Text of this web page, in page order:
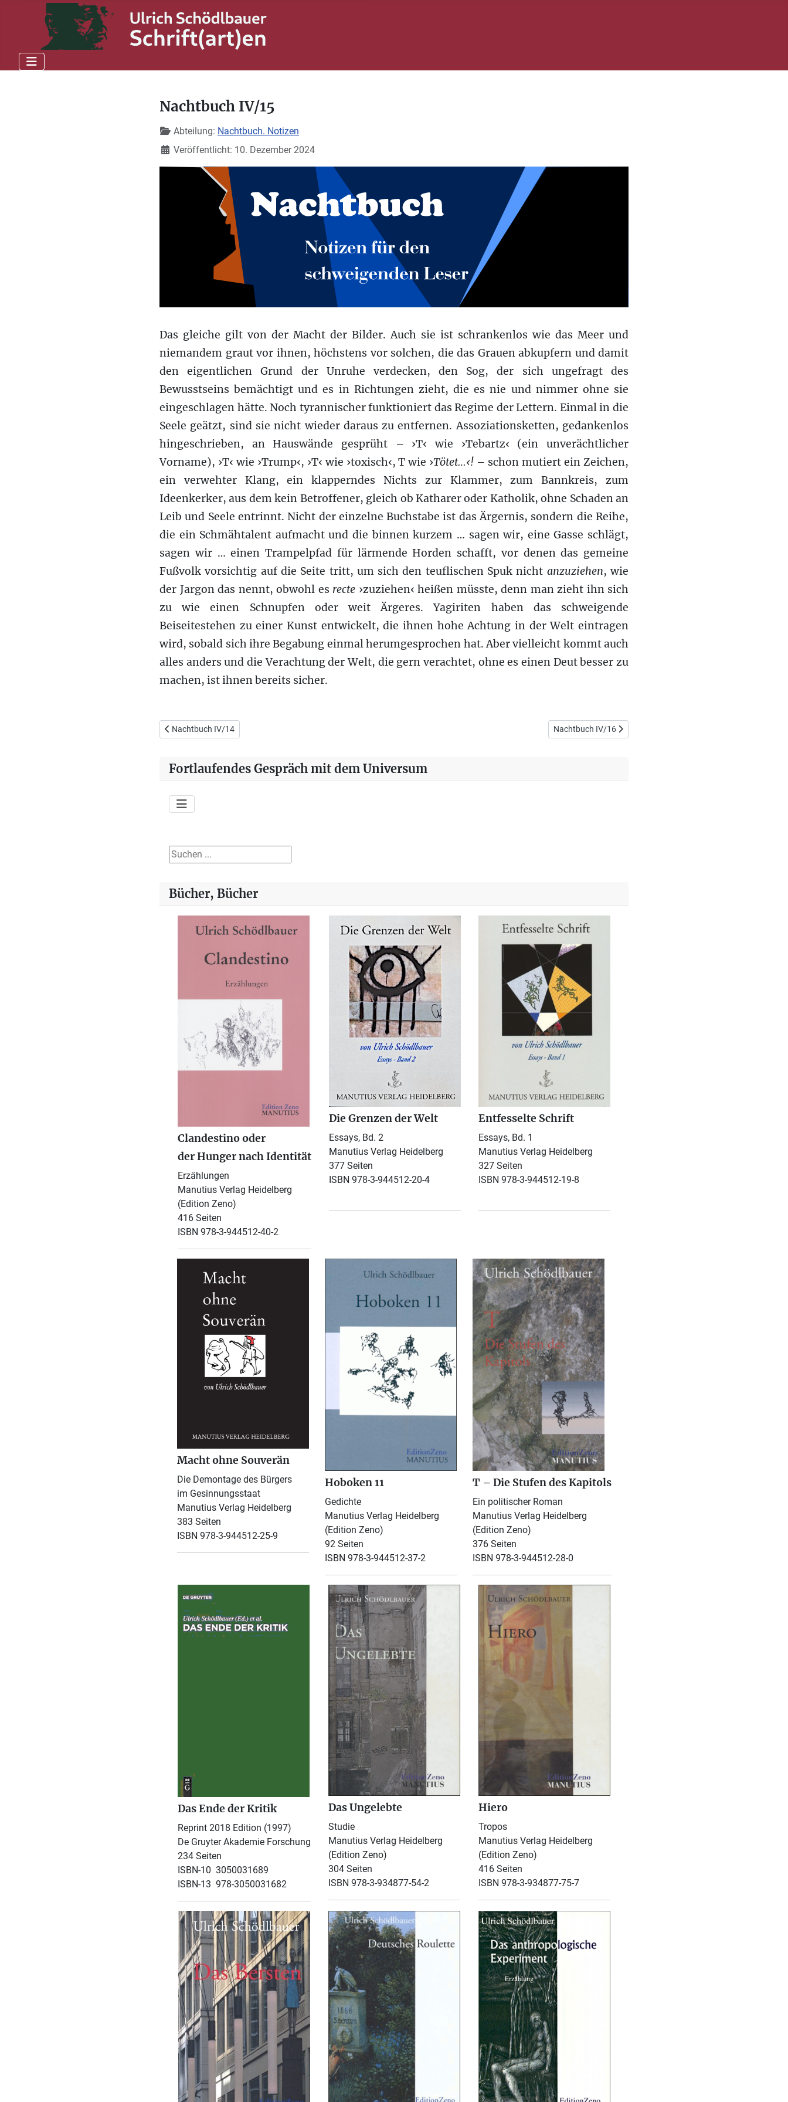
Nachtbuch IV/15
DetailsAbteilung: Nachtbuch. Notizen
Veröffentlicht: 10. Dezember 2024
Das gleiche gilt von der Macht der Bilder. Auch sie ist schrankenlos wie das Meer und
niemandem graut vor ihnen, höchstens vor solchen, die das Grauen abkupfern und damit
den eigentlichen Grund der Unruhe verdecken, den Sog, der sich ungefragt des
Bewusstseins bemächtigt und es in Richtungen zieht, die es nie und nimmer ohne sie
eingeschlagen hätte. Noch tyrannischer funktioniert das Regime der Lettern. Einmal in die
Seele geätzt, sind sie nicht wieder daraus zu entfernen. Assoziationsketten, gedankenlos
hingeschrieben, an Hauswände gesprüht – ›T‹ wie ›Tebartz‹ (ein unverächtlicher
Vorname), ›T‹ wie ›Trump‹, ›T‹ wie ›toxisch‹, T wie ›Tötet…‹! – schon mutiert ein Zeichen,
ein verwehter Klang, ein klapperndes Nichts zur Klammer, zum Bannkreis, zum
Ideenkerker, aus dem kein Betroffener, gleich ob Katharer oder Katholik, ohne Schaden an
Leib und Seele entrinnt. Nicht der einzelne Buchstabe ist das Ärgernis, sondern die Reihe,
die ein Schmähtalent aufmacht und die binnen kurzem … sagen wir, eine Gasse schlägt,
sagen wir … einen Trampelpfad für lärmende Horden schafft, vor denen das gemeine
Fußvolk vorsichtig auf die Seite tritt, um sich den teuflischen Spuk nicht anzuziehen, wie
der Jargon das nennt, obwohl es recte ›zuziehen‹ heißen müsste, denn man zieht ihn sich
zu wie einen Schnupfen oder weit Ärgeres. Yagiriten haben das schweigende
Beiseitestehen zu einer Kunst entwickelt, die ihnen hohe Achtung in der Welt eintragen
wird, sobald sich ihre Begabung einmal herumgesprochen hat. Aber vielleicht kommt auch
alles anders und die Verachtung der Welt, die gern verachtet, ohne es einen Deut besser zu
machen, ist ihnen bereits sicher.
Vorheriger Beitrag: Nachtbuch IV/14
Nachtbuch IV/14 Nächster Beitrag: Nachtbuch IV/16
Nachtbuch IV/16
Fortlaufendes Gespräch mit dem Universum
Suchen ...
Bücher, Bücher
Clandestino oder
der Hunger nach Identität
Erzählungen
Manutius Verlag Heidelberg
(Edition Zeno)
416 Seiten
ISBN 978-3-944512-40-2
Die Grenzen der Welt
Essays, Bd. 2
Manutius Verlag Heidelberg
377 Seiten
ISBN 978-3-944512-20-4
Entfesselte Schrift
Essays, Bd. 1
Manutius Verlag Heidelberg
327 Seiten
ISBN 978-3-944512-19-8
Macht ohne Souverän
Die Demontage des Bürgers
im Gesinnungsstaat
Manutius Verlag Heidelberg
383 Seiten
ISBN 978-3-944512-25-9
Hoboken 11
Gedichte
Manutius Verlag Heidelberg
(Edition Zeno)
92 Seiten
ISBN 978-3-944512-37-2
T – Die Stufen des Kapitols
Ein politischer Roman
Manutius Verlag Heidelberg
(Edition Zeno)
376 Seiten
ISBN 978-3-944512-28-0
Das Ende der Kritik
Reprint 2018 Edition (1997)
De Gruyter Akademie Forschung
234 Seiten
ISBN-10 ‎ 3050031689
ISBN-13 ‎ 978-3050031682
Das Ungelebte
Studie
Manutius Verlag Heidelberg
(Edition Zeno)
304 Seiten
ISBN 978-3-934877-54-2
Hiero
Tropos
Manutius Verlag Heidelberg
(Edition Zeno)
416 Seiten
ISBN 978-3-934877-75-7